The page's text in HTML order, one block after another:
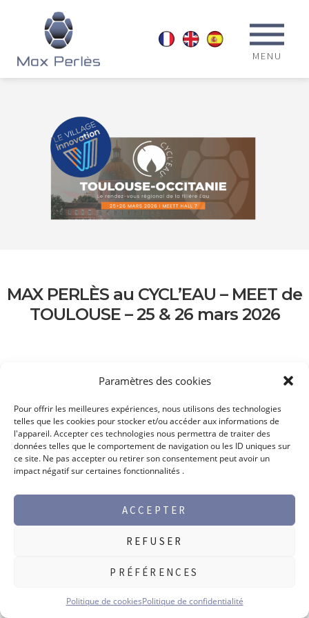
Paramètres des cookies
Pour offrir les meilleures expériences, nous utilisons des technologies
telles que les cookies pour stocker et/ou accéder aux informations de
l'appareil. Accepter ces technologies nous permettra de traiter des
données telles que le comportement de navigation ou les ID uniques sur
ce site. Ne pas accepter ou retirer son consentement peut avoir un
impact négatif sur certaines fonctionnalités .
ACCEPTER
REFUSER
PRÉFÉRENCES
Politique de cookiesPolitique de confidentialité
MENU
MAX PERLÈS au CYCL’EAU – MEET de
TOULOUSE – 25 & 26 mars 2026
ARRÊT DE PRODUCTION MAX PERLÈS POUR MAINTENANCE